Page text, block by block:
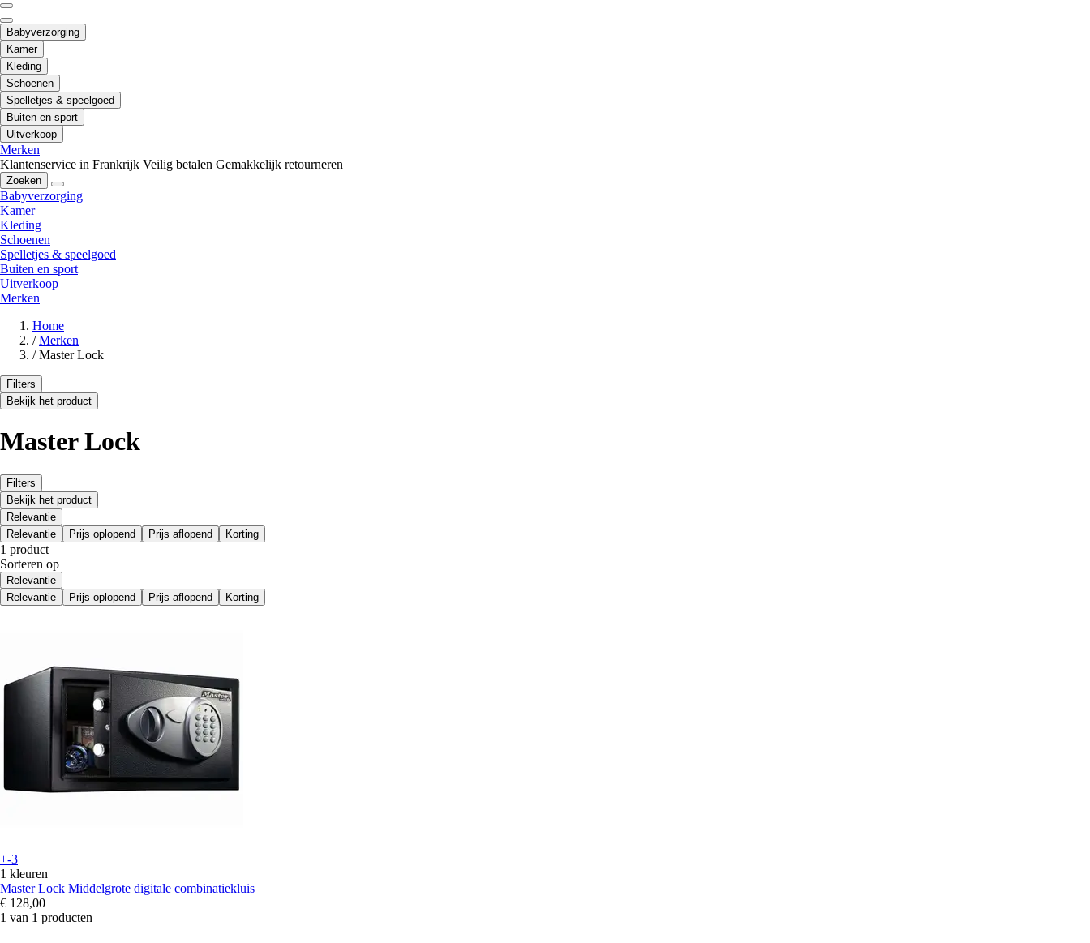
Babyverzorging
Kamer
Kleding
Schoenen
Spelletjes & speelgoed
Buiten en sport
Uitverkoop
Merken
Klantenservice in Frankrijk Veilig betalen Gemakkelijk retourneren
Zoeken
Babyverzorging
Kamer
Kleding
Schoenen
Spelletjes & speelgoed
Buiten en sport
Uitverkoop
Merken
Home
/ Merken
/ Master Lock
Filters
Bekijk het product
Master Lock
Filters
Bekijk het product
Relevantie
Relevantie
Prijs oplopend Prijs aflopend Korting
1 product
Sorteren op
Relevantie
Relevantie
Prijs oplopend Prijs aflopend Korting
+-3
1 kleuren
Master Lock Middelgrote digitale combinatiekluis
€ 128,00
1 van 1 producten